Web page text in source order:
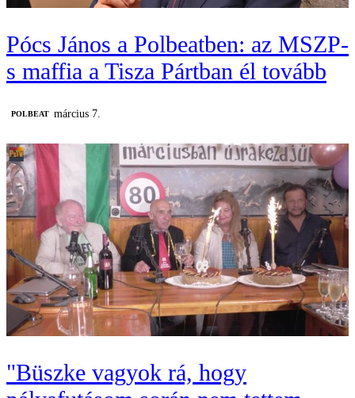
Pócs János a Polbeatben: az MSZP-
s maffia a Tisza Pártban él tovább
‎POLBEAT március 7.
"Büszke vagyok rá, hogy